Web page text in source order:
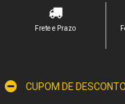
Frete e Prazo
CUPOM DE